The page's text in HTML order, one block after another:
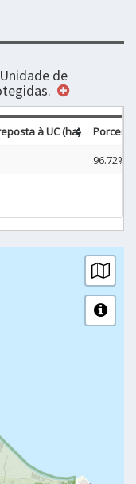
de
à UC (ha)
96.72%